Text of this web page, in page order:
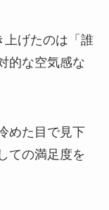
上げたのは「誰
的な空気感な
めた目で見下
ての満足度を